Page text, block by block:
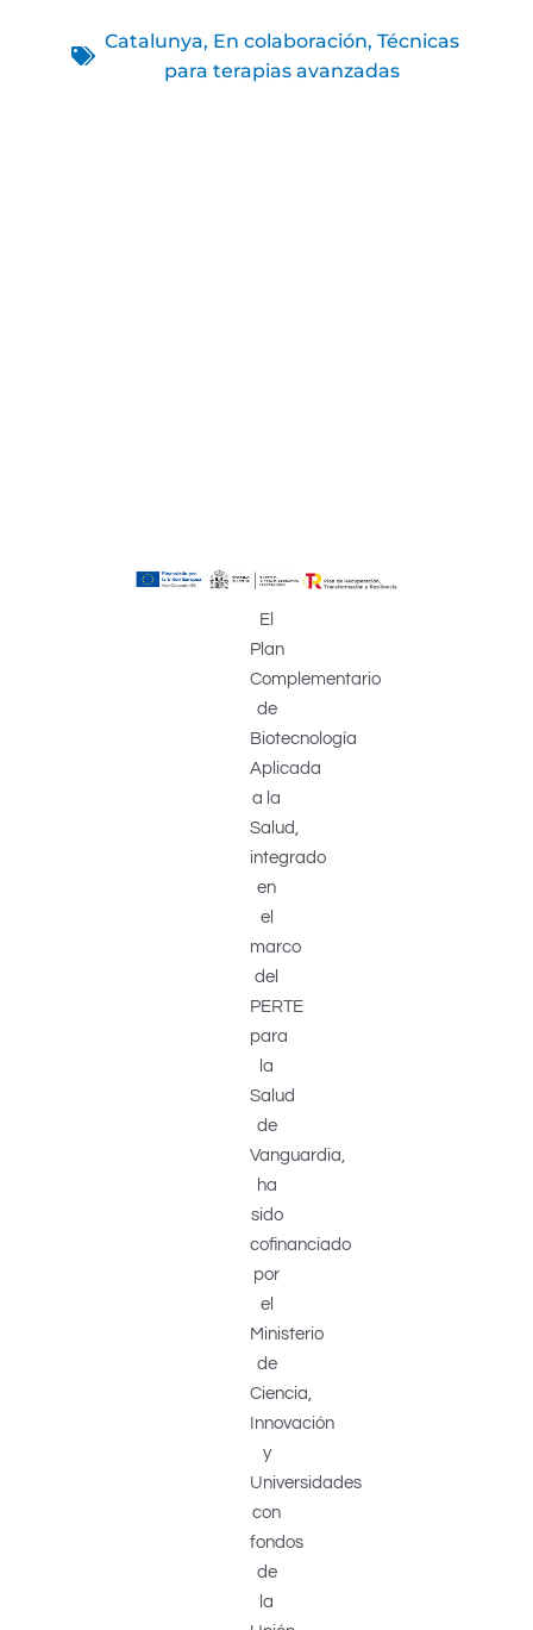
Catalunya, En colaboración, Técnicas
para terapias avanzadas
El
Plan
Complementario
de
Biotecnología
Aplicada
a la
Salud,
integrado
en
el
marco
del
PERTE
para
la
Salud
de
Vanguardia,
ha
sido
cofinanciado
por
el
Ministerio
de
Ciencia,
Innovación
y
Universidades
con
fondos
de
la